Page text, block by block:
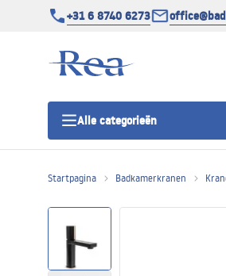
+31 6 8740 6273
Alle categorieën
Douchedeur
Startpagina Badkamerkranen